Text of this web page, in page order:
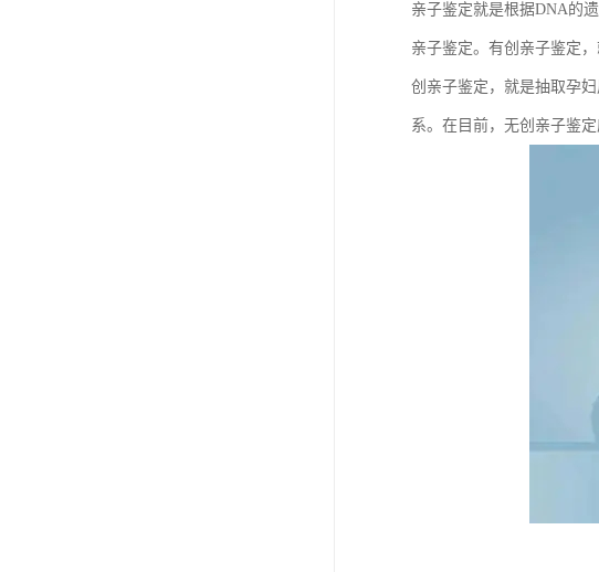
亲子鉴定就是根据DNA的
亲子鉴定。有创亲子鉴定
创亲子鉴定，就是抽取孕
系。在目前，无创亲子鉴